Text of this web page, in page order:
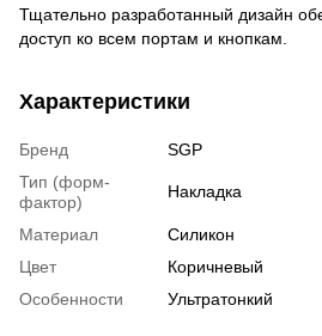
Тщательно разработанный дизайн
доступ ко всем портам и кнопкам.
Характеристики
Бренд
SGP
Тип (форм-
фактор)
Накладка
Материал
Силикон
Цвет
Коричневый
Особенности
Ультратонкий